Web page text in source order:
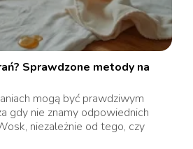
Sprawdzone metody na
mogą być prawdziwym
gdy nie znamy odpowiednich
niezależnie od tego, czy